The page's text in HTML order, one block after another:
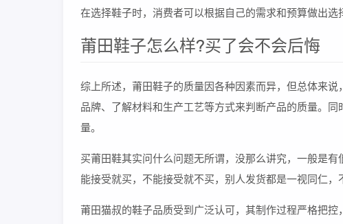
在选择鞋子时，消费者可以根据自己的需求和预算做出选
莆田鞋子怎么样?买了会不会后悔
综上所述，莆田鞋子的质量因各种因素而异，但总体来
品牌、了解材料和生产工艺等方式来判断产品的质量。
量。
买莆田鞋其实问什么问题无所谓，没那么讲究，一般是
能接受就买，不能接受就不买，别人发货都是一视同仁，
莆田猫叔的鞋子品质受到广泛认可，其制作过程严格把